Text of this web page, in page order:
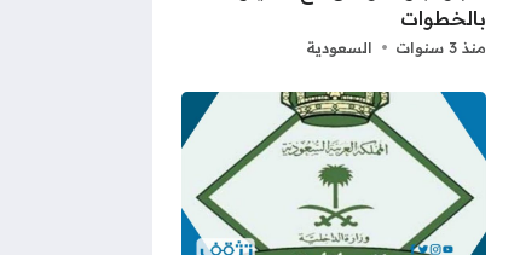
بالخطوات
منذ 3 سنوات السعودية